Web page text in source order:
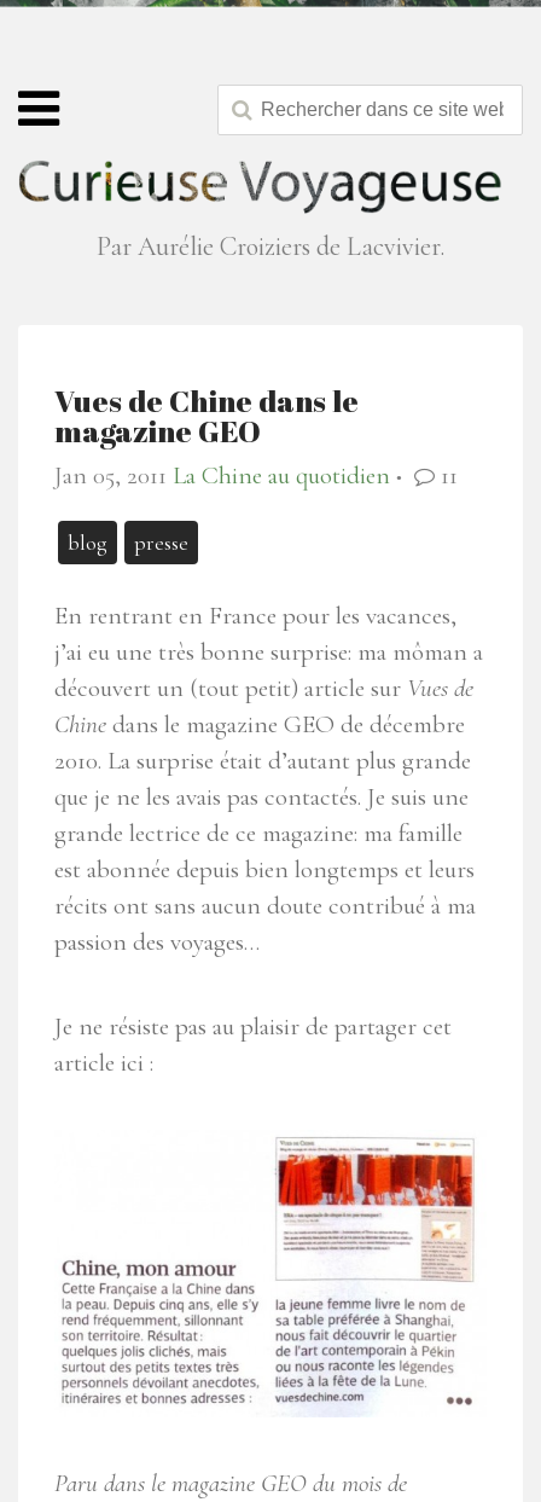
Par Aurélie Croiziers de Lacvivier.
Vues de Chine dans le
magazine GEO
Jan 05, 2011 La Chine au quotidien ● 11
blog presse
En rentrant en France pour les vacances,
j’ai eu une très bonne surprise: ma môman a
découvert un (tout petit) article sur Vues de
Chine dans le magazine GEO de décembre
2010. La surprise était d’autant plus grande
que je ne les avais pas contactés. Je suis une
grande lectrice de ce magazine: ma famille
est abonnée depuis bien longtemps et leurs
récits ont sans aucun doute contribué à ma
passion des voyages…
Je ne résiste pas au plaisir de partager cet
article ici :
Paru dans le magazine GEO du mois de